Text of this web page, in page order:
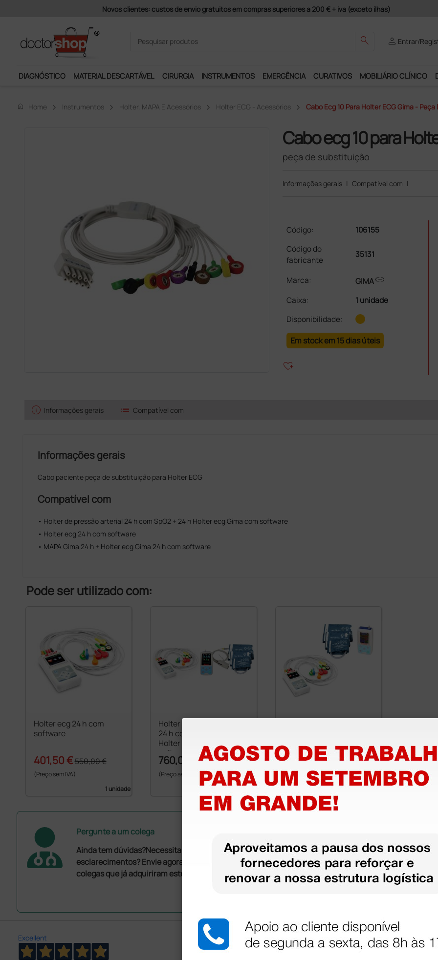
Pagamentos Seguros e Garantia de Satisfação!
search person Entrar/
DIAGNÓSTICO MATERIAL DESCARTÁVEL CIRURGIA INSTRUMENTOS EMERGÊNCIA CURATIVOS MOBILIÁRIO CLÍNICO
home Home Instrumentos Holter, MAPA E Acessórios Holter ECG - Acessórios Cabo Ecg 10 Para Holter ECG Gima -
Cabo ecg 10 para
peça de substituição
Informações gerais | Compatível com |
Código:
106155
Código do
fabricante
35131
Marca: GIMAlink
Caixa:
1 unidade
Disponibilidade:
Em stock em 15 dias úteis
heart_plus
info Informações gerais list Compatível com
Informações gerais
Cabo paciente peça de substituição para Holter ECG
Compatível com
• Holter de pressão arterial 24 h com SpO2 + 24 h Holter ecg Gima com software
• Holter ecg 24 h com software
• MAPA Gima 24 h + Holter ecg Gima 24 h com software
Pode ser utilizado com:
Holter ecg 24 h com
software
401,50 €550,00 €
(Preço sem IVA)
1 unidade
Holter de pressão arterial
24 h com SpO2 + 24 h
Holter ecg Gima com
software
760,00 €
(Preço sem IVA)
1 kit
software
624,80 €710,00 €
(Preço sem IVA)
1 kit
Pergunte a um colega
Ainda tem dúvidas?Necessita de mais
esclarecimentos? Envie agora a sua questão aos
colegas que já adquiriram este produto.
Excellent